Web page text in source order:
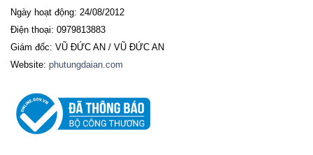
Ngày hoạt động: 24/08/2012
Điện thoại: 0979813883
Giám đốc: VŨ ĐỨC AN / VŨ ĐỨC AN
Website: phutungdaian.com